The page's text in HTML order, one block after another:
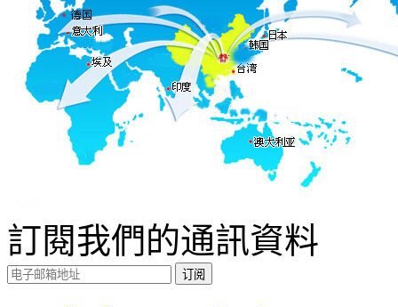
7-20 ST小白菜刀(菠萝刀)
訂閱我們的通訊資料